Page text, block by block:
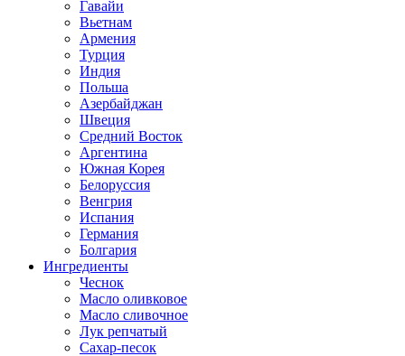
Гавайи
Вьетнам
Армения
Турция
Индия
Польша
Азербайджан
Швеция
Средний Восток
Аргентина
Южная Корея
Белоруссия
Венгрия
Испания
Германия
Болгария
Ингредиенты
Чеснок
Масло оливковое
Масло сливочное
Лук репчатый
Сахар-песок